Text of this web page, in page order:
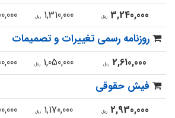
3,240,000 ریال 1,310,000 ریال
روزنامه رسمی تغییرات و تصمیمات
2,610,000 ریال 1,050,000 ریال
فیش حقوقی
2,930,000 ریال 1,170,000 ریال